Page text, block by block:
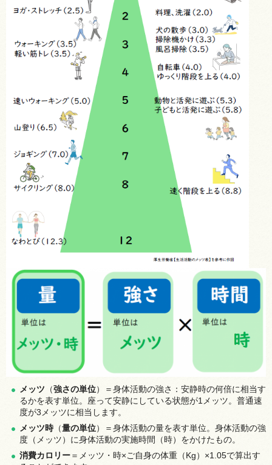
メッツ （強さの単位）＝身体活動の強さ：安静時の何倍に相当す
るかを表す単位。座って安静にしている状態が1メッツ。普通速
度が3メッツに相当します。
メッツ時（量の単位）＝身体活動の量を表す単位。身体活動の強
度（メッツ）に身体活動の実施時間（時）をかけたもの。
消費カロリー＝メッツ・時×ご自身の体重（Kg）×1.05で算出す